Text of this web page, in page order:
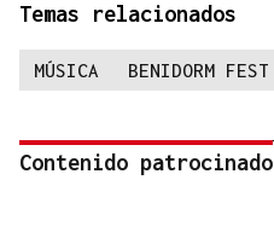
Temas relacionados
MÚSICA BENIDORM FEST
Contenido patrocinado